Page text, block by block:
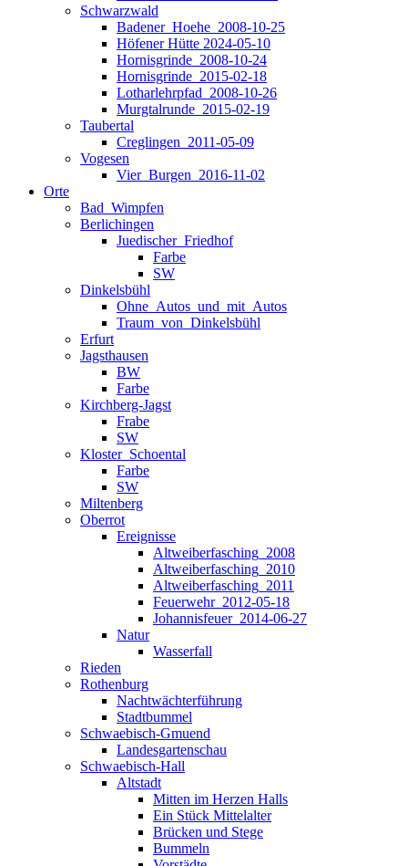
Schwarzwald
Badener_Hoehe_2008-10-25
Höfener Hütte 2024-05-10
Hornisgrinde_2008-10-24
Hornisgrinde_2015-02-18
Lotharlehrpfad_2008-10-26
Murgtalrunde_2015-02-19
Taubertal
Creglingen_2011-05-09
Vogesen
Vier_Burgen_2016-11-02
Orte
Bad_Wimpfen
Berlichingen
Juedischer_Friedhof
Farbe
SW
Dinkelsbühl
Ohne_Autos_und_mit_Autos
Traum_von_Dinkelsbühl
Erfurt
Jagsthausen
BW
Farbe
Kirchberg-Jagst
Frabe
SW
Kloster_Schoental
Farbe
SW
Miltenberg
Oberrot
Ereignisse
Altweiberfasching_2008
Altweiberfasching_2010
Altweiberfasching_2011
Feuerwehr_2012-05-18
Johannisfeuer_2014-06-27
Natur
Wasserfall
Rieden
Rothenburg
Nachtwächterführung
Stadtbummel
Schwaebisch-Gmuend
Landesgartenschau
Schwaebisch-Hall
Altstadt
Mitten im Herzen Halls
Ein Stück Mittelalter
Brücken und Stege
Bummeln